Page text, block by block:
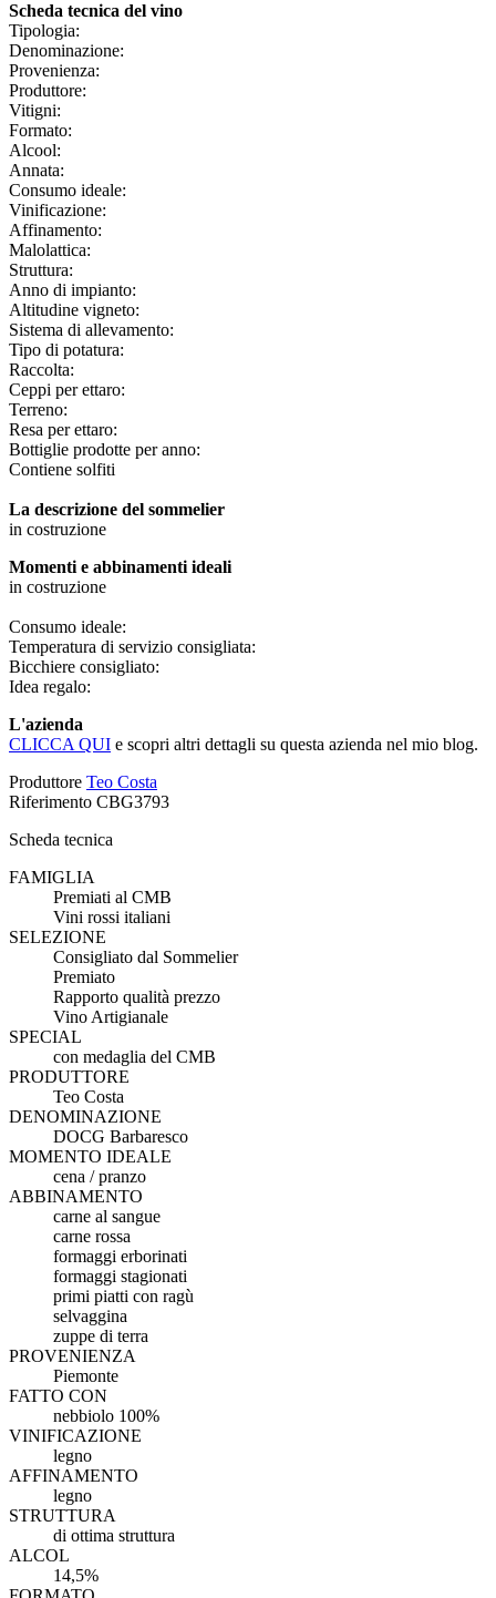
Scheda tecnica del vino
Tipologia:
Denominazione:
Provenienza:
Produttore:
Vitigni:
Formato:
Alcool:
Annata:
Consumo ideale:
Vinificazione:
Affinamento:
Malolattica:
Struttura:
Anno di impianto:
Altitudine vigneto:
Sistema di allevamento:
Tipo di potatura:
Raccolta:
Ceppi per ettaro:
Terreno:
Resa per ettaro:
Bottiglie prodotte per anno:
Contiene solfiti
La descrizione del sommelier
in costruzione
Momenti e abbinamenti ideali
in costruzione
Consumo ideale:
Temperatura di servizio consigliata:
Bicchiere consigliato:
Idea regalo:
L'azienda
CLICCA QUI e scopri altri dettagli su questa azienda nel mio blog.
Produttore Teo Costa
Riferimento CBG3793
Scheda tecnica
FAMIGLIA
Premiati al CMB
Vini rossi italiani
SELEZIONE
Consigliato dal Sommelier
Premiato
Rapporto qualità prezzo
Vino Artigianale
SPECIAL
con medaglia del CMB
PRODUTTORE
Teo Costa
DENOMINAZIONE
DOCG Barbaresco
MOMENTO IDEALE
cena / pranzo
ABBINAMENTO
carne al sangue
carne rossa
formaggi erborinati
formaggi stagionati
primi piatti con ragù
selvaggina
zuppe di terra
PROVENIENZA
Piemonte
FATTO CON
nebbiolo 100%
VINIFICAZIONE
legno
AFFINAMENTO
legno
STRUTTURA
di ottima struttura
ALCOL
14,5%